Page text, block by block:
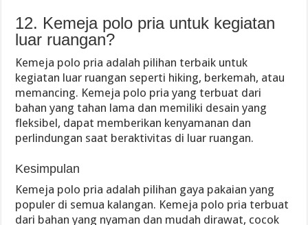
12. Kemeja polo pria untuk kegiatan
luar ruangan?
Kemeja polo pria adalah pilihan terbaik untuk
kegiatan luar ruangan seperti hiking, berkemah, atau
memancing. Kemeja polo pria yang terbuat dari
bahan yang tahan lama dan memiliki desain yang
fleksibel, dapat memberikan kenyamanan dan
perlindungan saat beraktivitas di luar ruangan.
Kesimpulan
Kemeja polo pria adalah pilihan gaya pakaian yang
populer di semua kalangan. Kemeja polo pria terbuat
dari bahan yang nyaman dan mudah dirawat, cocok